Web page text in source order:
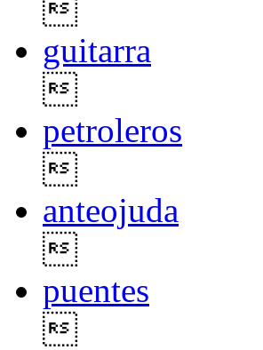
guitarra
petroleros
anteojuda
puentes